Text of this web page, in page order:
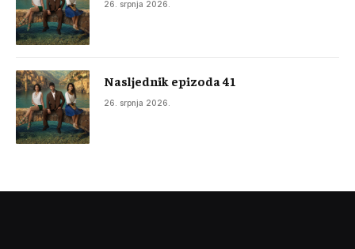
26. srpnja 2026.
Nasljednik epizoda 41
26. srpnja 2026.